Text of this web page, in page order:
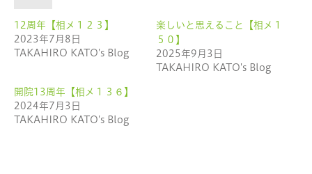
ウ
ィ
ン
ド
ウ
ま
す)
て
く
だ
さ
い
ウ
ィ
ン
ド
ウ
12周年【相メ１２３】
2023年7月8日
TAKAHIRO KATO's Blog
楽しいと思えること【相メ１
５０】
2025年9月3日
TAKAHIRO KATO's Blog
開院13周年【相メ１３６】
2024年7月3日
TAKAHIRO KATO's Blog